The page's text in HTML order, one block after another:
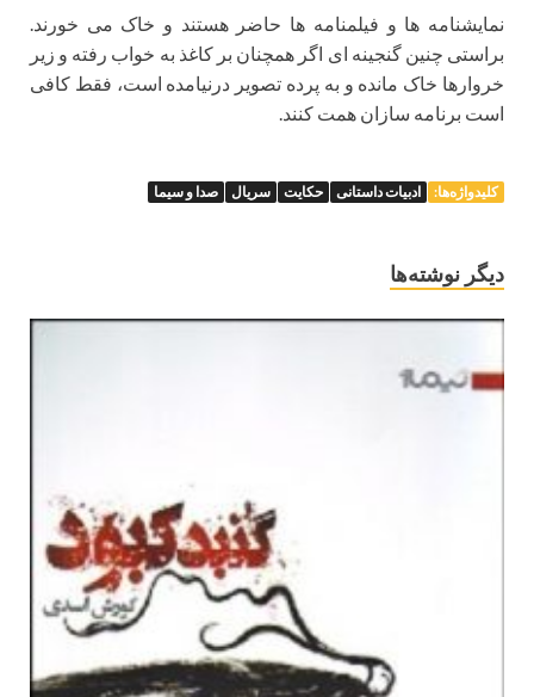
نمایشنامه ها و فیلمنامه ها حاضر هستند و خاک می خورند.
براستی چنین گنجینه ای اگر همچنان بر کاغذ به خواب رفته و زیر
خروارها خاک مانده و به پرده تصویر درنیامده است، فقط کافی
است برنامه سازان همت کنند.
کلیدواژه‌ها: ادبیات داستانی حکایت سریال صدا و سیما
دیگر نوشته‌ها